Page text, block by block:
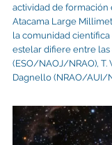
actividad de formación
Atacama Large
la comunidad
estelar difiere entre las
(ESO/NAOJ/NRAO), T.
Dagnello (NRAO/AUI/